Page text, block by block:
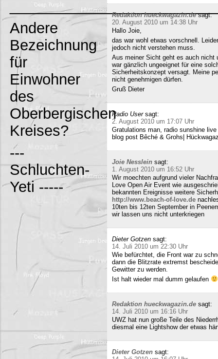
Andere
Bezeichnung
für
Einwohner
des
Oberbergischen
Kreises?
---
Schluchten-
Yeti -----
Redaktion hueckwagazin.de sagt:
20. August 2010 um 14:38 Uhr
Hallo Joie,
das war wohl etwas vorschnell.
jedoch nicht verstehen muss.
Aus meiner Sicht geht es auch nicht
war gänzlich ungeeignet für eine
Sicherheitskonzept versagt. Meine
nicht genehmigen dürfen.
Gruß Dieter
Radio User sagt:
2. August 2010 um 17:07 Uhr
Gratulations man, radio sunshine
blog post Bêché & Grohs|
Joie Nesslein sagt:
1. August 2010 um 16:52 Uhr
Wir moechten aufgrund vieler
Love Open Air Event wie
bekannten Ereignisse weitere
http://www.beach-of-love.de
10ten bis 12ten September in
wir lassen uns nicht unterkriegen
Dieter Gotzen sagt:
14. Juli 2010 um 22:30 Uhr
Wie befürchtet, die Front war zu
dann die Blitzrate extremst
Gewitter zu werden.
Ist halt wieder mal dumm gelaufen
Redaktion hueckwagazin.de sagt:
14. Juli 2010 um 16:16 Uhr
UWZ hat nun große Teile des
diesmal eine Lightshow der etwas
Dieter Gotzen sagt: